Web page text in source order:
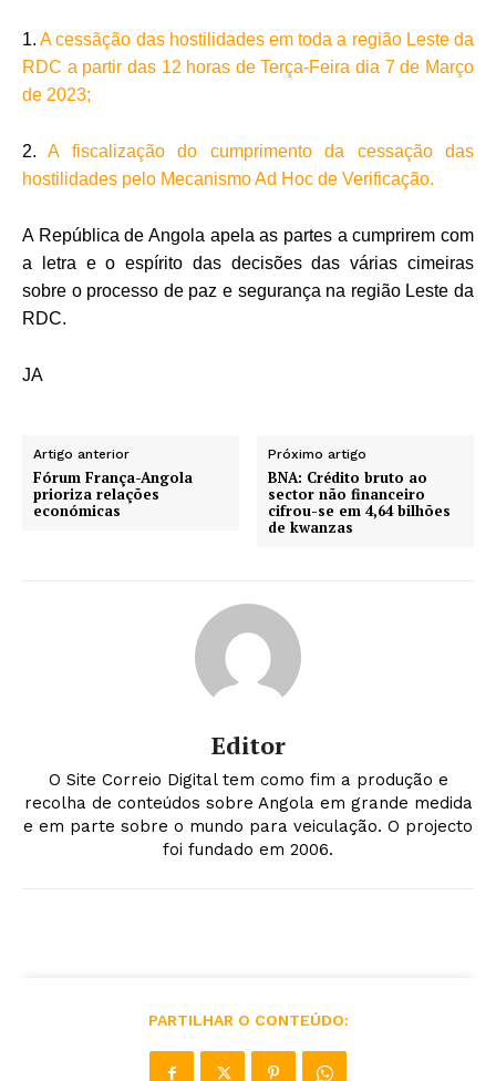
1.A cessãção das hostilidades em toda a região Leste da
RDC a partir das 12 horas de Terça-Feira dia 7 de Março
de 2023;
2. A fiscalização do cumprimento da cessação das
hostilidades pelo Mecanismo Ad Hoc de Verificação.
A República de Angola apela as partes a cumprirem com
a letra e o espírito das decisões das várias cimeiras
sobre o processo de paz e segurança na região Leste da
RDC.
JA
Artigo anterior
Fórum França-Angola
prioriza relações
económicas
Próximo artigo
BNA: Crédito bruto ao
sector não financeiro
cifrou-se em 4,64 bilhões
de kwanzas
Editor
O Site Correio Digital tem como fim a produção e
recolha de conteúdos sobre Angola em grande medida
e em parte sobre o mundo para veiculação. O projecto
foi fundado em 2006.
PARTILHAR O CONTEÚDO: